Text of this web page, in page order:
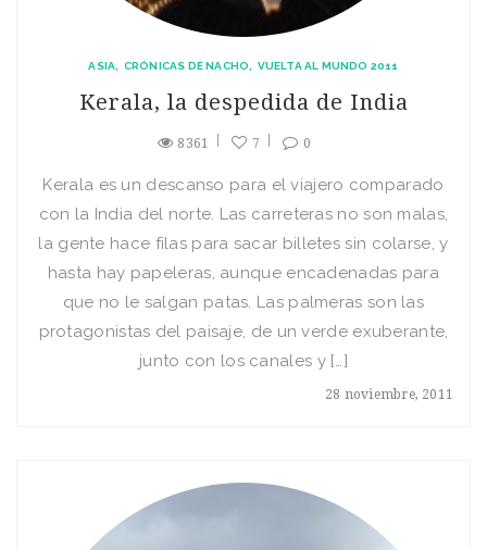
ASIA CRÓNICAS DE NACHO VUELTA AL MUNDO 2011
Kerala, la despedida de India
8361 7 0
28 noviembre, 2011
Kerala es un descanso para el viajero comparado
con la India del norte. Las carreteras no son malas,
la gente hace filas para sacar billetes sin colarse, y
hasta hay papeleras, aunque encadenadas para
que no le salgan patas. Las palmeras son las
protagonistas del paisaje, de un verde exuberante,
junto con los canales y […]